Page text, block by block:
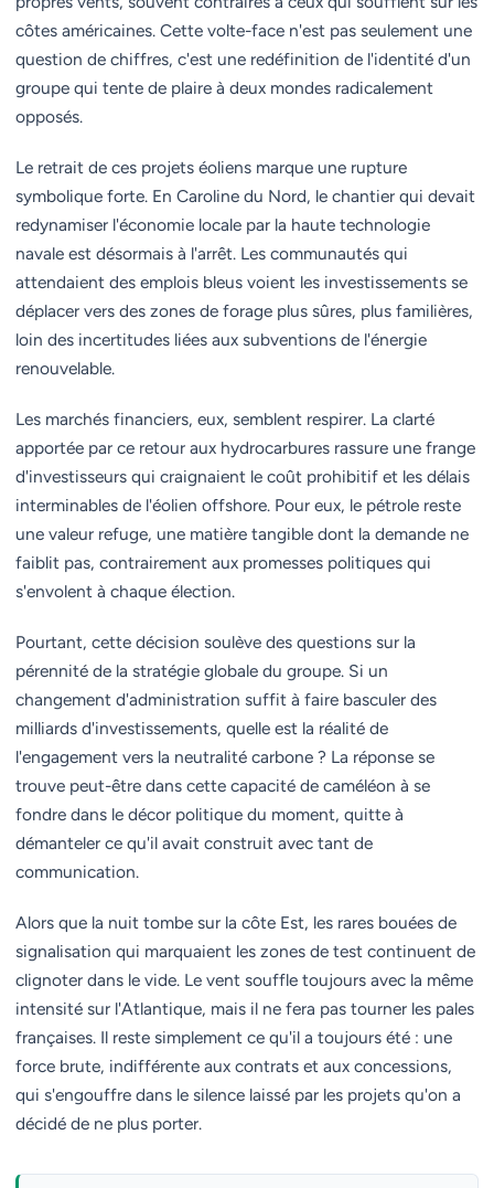
côtes américaines. Cette volte-face n'est pas seulement une
question de chiffres, c'est une redéfinition de l'identité d'un
groupe qui tente de plaire à deux mondes radicalement
opposés.
Le retrait de ces projets éoliens marque une rupture
symbolique forte. En Caroline du Nord, le chantier qui devait
redynamiser l'économie locale par la haute technologie
navale est désormais à l'arrêt. Les communautés qui
attendaient des emplois bleus voient les investissements se
déplacer vers des zones de forage plus sûres, plus familières,
loin des incertitudes liées aux subventions de l'énergie
renouvelable.
Les marchés financiers, eux, semblent respirer. La clarté
apportée par ce retour aux hydrocarbures rassure une frange
d'investisseurs qui craignaient le coût prohibitif et les délais
interminables de l'éolien offshore. Pour eux, le pétrole reste
une valeur refuge, une matière tangible dont la demande ne
faiblit pas, contrairement aux promesses politiques qui
s'envolent à chaque élection.
Pourtant, cette décision soulève des questions sur la
pérennité de la stratégie globale du groupe. Si un
changement d'administration suffit à faire basculer des
milliards d'investissements, quelle est la réalité de
l'engagement vers la neutralité carbone ? La réponse se
trouve peut-être dans cette capacité de caméléon à se
fondre dans le décor politique du moment, quitte à
démanteler ce qu'il avait construit avec tant de
communication.
Alors que la nuit tombe sur la côte Est, les rares bouées de
signalisation qui marquaient les zones de test continuent de
clignoter dans le vide. Le vent souffle toujours avec la même
intensité sur l'Atlantique, mais il ne fera pas tourner les pales
françaises. Il reste simplement ce qu'il a toujours été : une
force brute, indifférente aux contrats et aux concessions,
qui s'engouffre dans le silence laissé par les projets qu'on a
décidé de ne plus porter.